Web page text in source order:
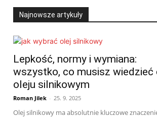
Najnowsze artykuły
Lepkość, normy i wymiana:
wszystko, co musisz wiedzieć
oleju silnikowym
Roman Jilek - 25. 9. 2025
Olej silnikowy ma absolutnie kluczowe